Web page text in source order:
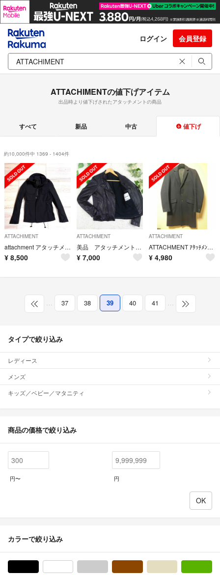
ログイン 会員登録
ATTACHIMENTの値下げアイテム
出品時より値下げされたアタッチメントの商品
すべて 新品 中古 値下げ
約10,000件中 1369 - 1404件
ATTACHIMENT
attachment アタッチメント M65 ブルゾン ミリタリージャケット
¥ 8,500
ATTACHIMENT
美品 アタッチメント 羊革 立ち襟 ダブルライダース レザージャケット 1 黒
¥ 7,000
ATTACHIMENT
ATTACHMENT ｱﾀｯﾁﾒﾝﾄ ﾁｪｽﾀｰ ｺｰﾄ 中田1 ﾈｲﾋﾞｰ
¥ 4,980
… 37 38 39 40 41 …
タイプで絞り込み
レディース
メンズ
キッズ／ベビー／マタニティ
商品の価格で絞り込み
円〜 円
カラーで絞り込み